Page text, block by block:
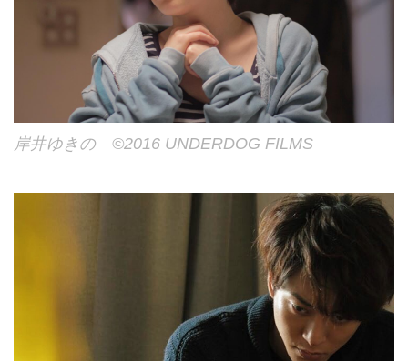
岸井ゆきの ©2016 UNDERDOG FILMS